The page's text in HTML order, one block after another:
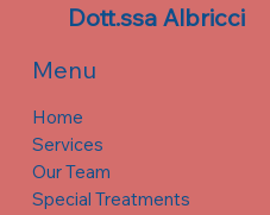
Dott.ssa Albricci
Menu
Home
Services
Our Team
Special Treatments